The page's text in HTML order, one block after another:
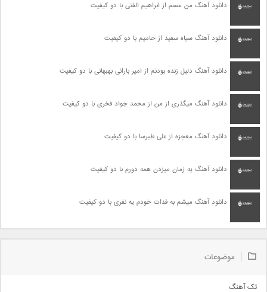
دانلود آهنگ من مسم از ابراهیم الفتی با دو کیفیت
دانلود آهنگ سیاه سفید از حامیم با دو کیفیت
دانلود آهنگ دلیل زنده بودنم از امیر بارانی بهبهانی با دو کیفیت
دانلود آهنگ میگذری از من از محمد جواد فخری با دو کیفیت
دانلود آهنگ معجزه از علی طبرسا با دو کیفیت
دانلود آهنگ یه زمان میزدن همه دورم با دو کیفیت
دانلود آهنگ میشم به فدات خودم یه نفری با دو کیفیت
موضوعات
تک آهنگ